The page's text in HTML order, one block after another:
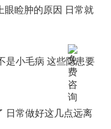
眼睑肿的原因 日常就
是小毛病 这些隐患要
日常做好这几点远离